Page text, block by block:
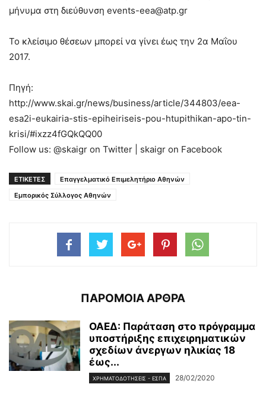
μήνυμα στη διεύθυνση events-eea@atp.gr
Το κλείσιμο θέσεων μπορεί να γίνει έως την 2α Μαΐου
2017.
Πηγή:
http://www.skai.gr/news/business/article/344803/eea-
esa2i-eukairia-stis-epiheiriseis-pou-htupithikan-apo-tin-
krisi/#ixzz4fGQkQQ00
Follow us: @skaigr on Twitter | skaigr on Facebook
ΕΤΙΚΕΤΕΣ
Επαγγελματικό Επιμελητήριο Αθηνών
Εμπορικός Σύλλογος Αθηνών
ΠΑΡΟΜΟΙΑ ΑΡΘΡΑ
ΟΑΕΔ: Παράταση στο πρόγραμμα
υποστήριξης επιχειρηματικών
σχεδίων άνεργων ηλικίας 18
έως...
ΧΡΗΜΑΤΟΔΟΤΉΣΕΙΣ - ΕΣΠΑ 28/02/2020